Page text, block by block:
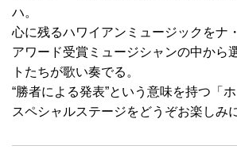
ハ。
心に残るハワイアンミュージックをナ
アワード受賞ミュージシャンの中から
トたちが歌い奏でる。
“勝者による発表”という意味を持つ「
スペシャルステージをどうぞお楽しみに